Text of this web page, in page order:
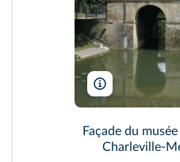
Ad Meskens/
Façade du